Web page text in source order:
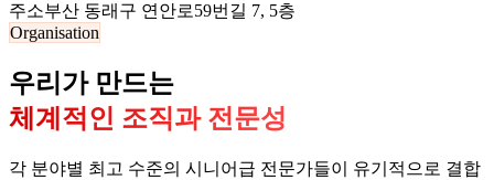
주소부산 동래구 연안로59번길 7, 5층
Organisation
우리가 만드는
체계적인 조직과 전문성
각 분야별 최고 수준의 시니어급 전문가들이 유기적으로 결합